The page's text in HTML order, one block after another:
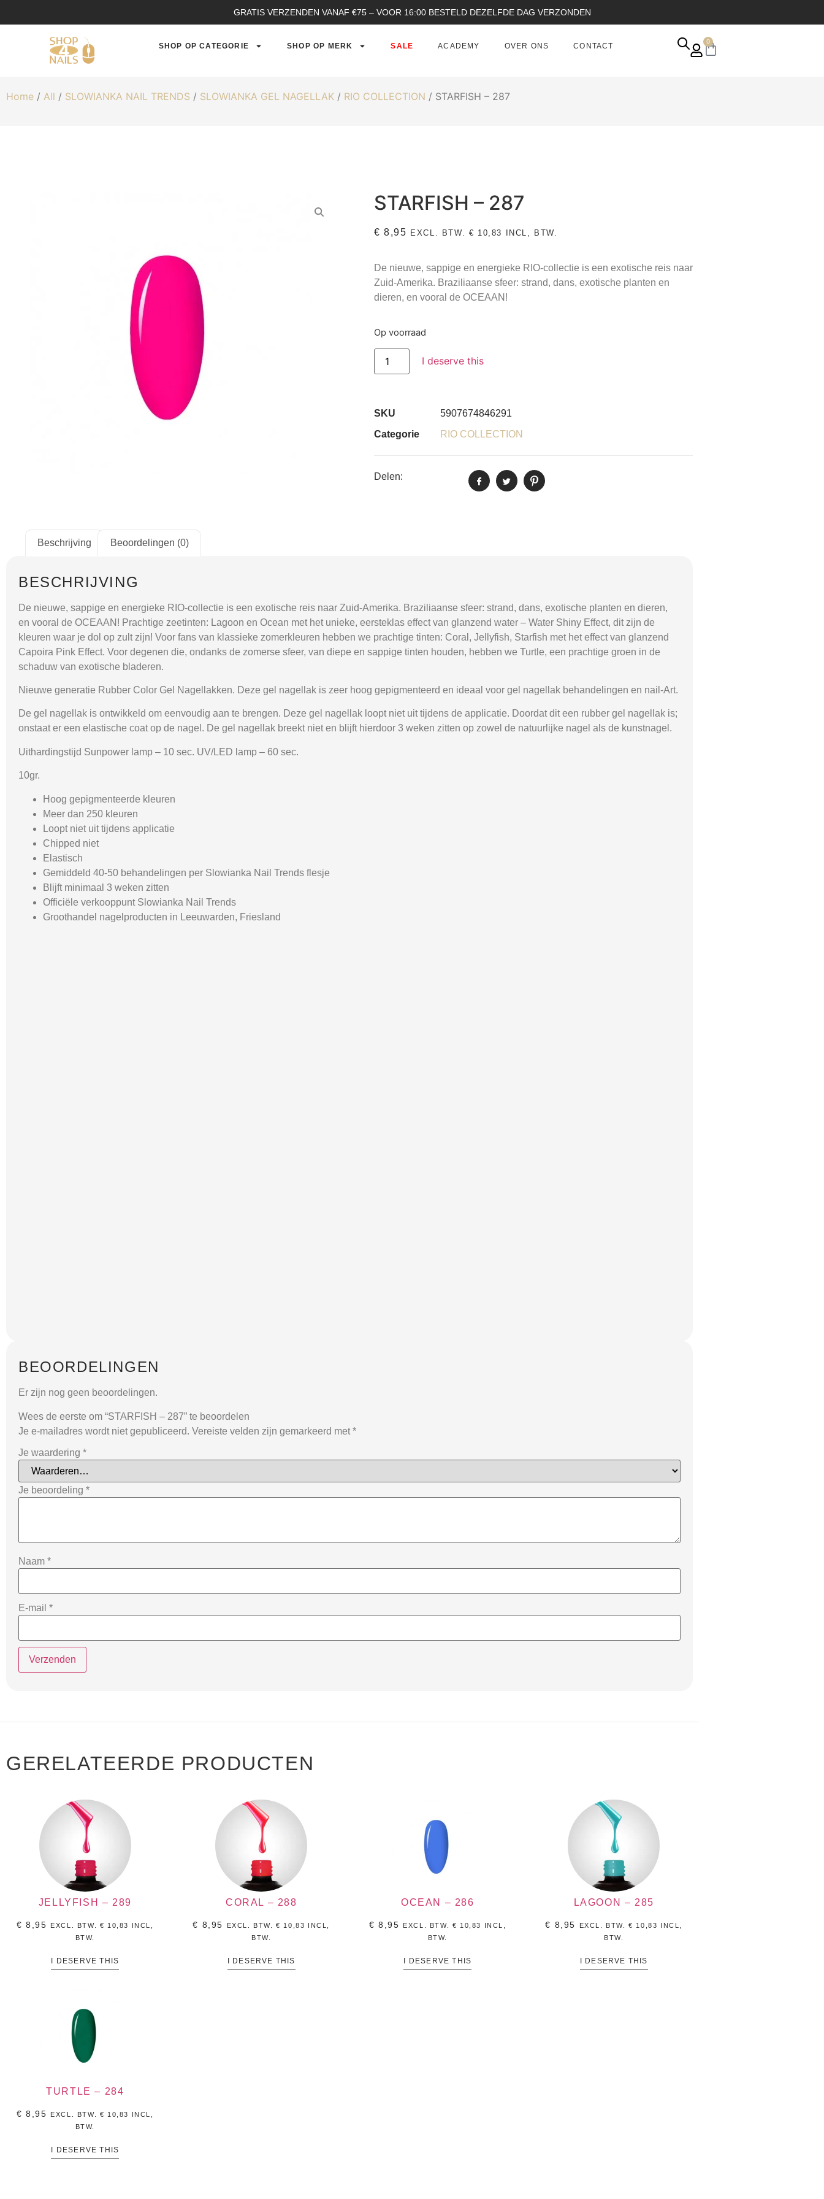
GRATIS VERZENDEN VANAF €75 – VOOR 16:00 BESTELD DEZELFDE DAG VERZONDEN
SHOP OP CATEGORIE SHOP OP MERK SALE ACADEMY OVER ONS CONTACT
0
Home / All / SLOWIANKA NAIL TRENDS / SLOWIANKA GEL NAGELLAK / RIO COLLECTION / STARFISH – 287
STARFISH – 287
€ 8,95 EXCL. BTW. € 10,83 INCL, BTW.
De nieuwe, sappige en energieke RIO-collectie is een exotische reis naar
Zuid-Amerika. Braziliaanse sfeer: strand, dans, exotische planten en
dieren, en vooral de OCEAAN!
Op voorraad
I deserve this
SKU
5907674846291
Categorie
RIO COLLECTION
Delen:
Beschrijving Beoordelingen (0)
BESCHRIJVING
De nieuwe, sappige en energieke RIO-collectie is een exotische reis naar Zuid-Amerika. Braziliaanse sfeer: strand, dans, exotische planten en dieren,
en vooral de OCEAAN! Prachtige zeetinten: Lagoon en Ocean met het unieke, eersteklas effect van glanzend water – Water Shiny Effect, dit zijn de
kleuren waar je dol op zult zijn! Voor fans van klassieke zomerkleuren hebben we prachtige tinten: Coral, Jellyfish, Starfish met het effect van glanzend
Capoira Pink Effect. Voor degenen die, ondanks de zomerse sfeer, van diepe en sappige tinten houden, hebben we Turtle, een prachtige groen in de
schaduw van exotische bladeren.
Nieuwe generatie Rubber Color Gel Nagellakken. Deze gel nagellak is zeer hoog gepigmenteerd en ideaal voor gel nagellak behandelingen en nail-Art.
De gel nagellak is ontwikkeld om eenvoudig aan te brengen. Deze gel nagellak loopt niet uit tijdens de applicatie. Doordat dit een rubber gel nagellak is;
onstaat er een elastische coat op de nagel. De gel nagellak breekt niet en blijft hierdoor 3 weken zitten op zowel de natuurlijke nagel als de kunstnagel.
Uithardingstijd Sunpower lamp – 10 sec. UV/LED lamp – 60 sec.
10gr.
Hoog gepigmenteerde kleuren
Meer dan 250 kleuren
Loopt niet uit tijdens applicatie
Chipped niet
Elastisch
Gemiddeld 40-50 behandelingen per Slowianka Nail Trends flesje
Blijft minimaal 3 weken zitten
Officiële verkooppunt Slowianka Nail Trends
Groothandel nagelproducten in Leeuwarden, Friesland
BEOORDELINGEN
Er zijn nog geen beoordelingen.
Wees de eerste om “STARFISH – 287” te beoordelen
Je e-mailadres wordt niet gepubliceerd. Vereiste velden zijn gemarkeerd met *
Je waardering *
Je beoordeling *
Naam *
E-mail *
GERELATEERDE PRODUCTEN
JELLYFISH – 289
€ 8,95 EXCL. BTW. € 10,83
INCL,
BTW.
I DESERVE THIS
CORAL – 288
€ 8,95 EXCL. BTW.€ 10,83 INCL,
BTW.
I DESERVE THIS
OCEAN – 286
€ 8,95 EXCL. BTW. € 10,83
INCL,
BTW.
I DESERVE THIS
LAGOON – 285
€ 8,95 EXCL. BTW.€ 10,83 INCL,
BTW.
I DESERVE THIS
TURTLE – 284
€ 8,95 EXCL. BTW. € 10,83
INCL,
BTW.
I DESERVE THIS